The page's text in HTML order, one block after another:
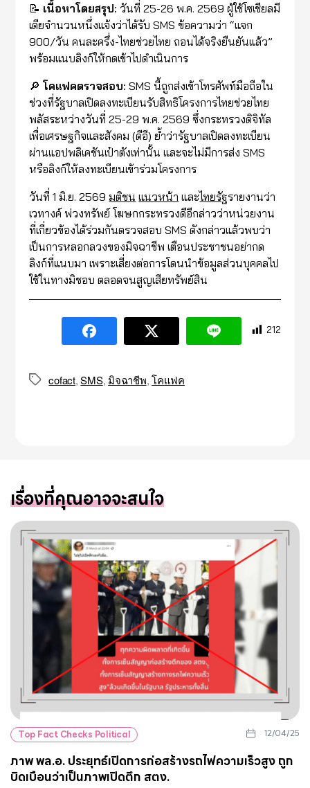
📝 เนื้อหาโดยสรุป: วันที่ 25-26 พ.ค. 2569 ผู้ใช้โซเชียลมี
เดียจำนวนหนึ่งแจ้งว่าได้รับ SMS ข้อความว่า “แจก
900/วัน คนละครึ่ง-ไทยช่วยไทย ถอนได้จริงยืนยันแล้ว”
พร้อมแนบลิงก์ให้กดเข้าไปดำเนินการ
🔎โคแฟคตรวจสอบ: SMS นี้ถูกส่งเข้าโทรศัพท์มือถือใน
ช่วงที่รัฐบาลเปิดลงทะเบียนรับสิทธิโครงการไทยช่วยไทย
พลัสระหว่างวันที่ 25-29 พ.ค. 2569 ซึ่งกระทรวงดิจิทัล
เพื่อเศรษฐกิจและสังคม (ดีอี) ย้ำว่ารัฐบาลเปิดลงทะเบียน
ผ่านแอปพลิเคชันเป๋าตังเท่านั้น และจะไม่มีการส่ง SMS
หรือลิงก์ให้ลงทะเบียนเข้าร่วมโครงการ
วันที่ 1 มิ.ย. 2569มติชน แนวหน้า และไทยรัฐรายงานว่า
เวทางค์ พ่วงทรัพย์ โฆษกกระทรวงดีอีกล่าวว่าหน่วยงาน
ที่เกี่ยวข้องได้ร่วมกันตรวจสอบ SMS ดังกล่าวแล้วพบว่า
เป็นการหลอกลวงของมิจฉาชีพ เตือนประชาชนอย่ากด
ลิงก์ที่แนบมา เพราะเสี่ยงต่อการโดนนำข้อมูลส่วนบุคคลไป
ใช้ในทางมิชอบ ตลอดจนสูญเสียทรัพย์สิน
212
Tagscofact,SMS, มิจฉาชีพ,โคแฟค
เรื่องที่คุณอาจจะสนใจ
Top Fact Checks Political 12/04/25
ภาพ พล.อ. ประยุทธ์เปิดการก่อสร้างรถไฟความเร็วสูง ถูก
บิดเบือนว่าเป็นภาพเปิดตึก สตง.